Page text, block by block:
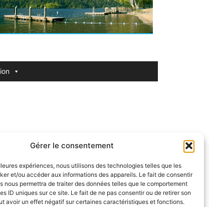
Gérer le consentement
expériences, nous utilisons des technologies telles que les
et/ou accéder aux informations des appareils. Le fait de consentir
nous permettra de traiter des données telles que le comportement
ID uniques sur ce site. Le fait de ne pas consentir ou de retirer son
avoir un effet négatif sur certaines caractéristiques et fonctions.
de contact.